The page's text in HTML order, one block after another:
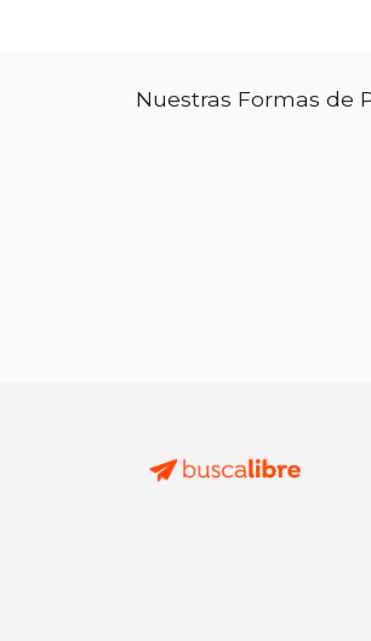
Nuestras Formas de